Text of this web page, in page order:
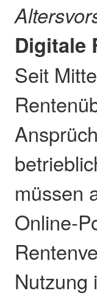
Digitale
Seit
müssen
Online-
Nutzung